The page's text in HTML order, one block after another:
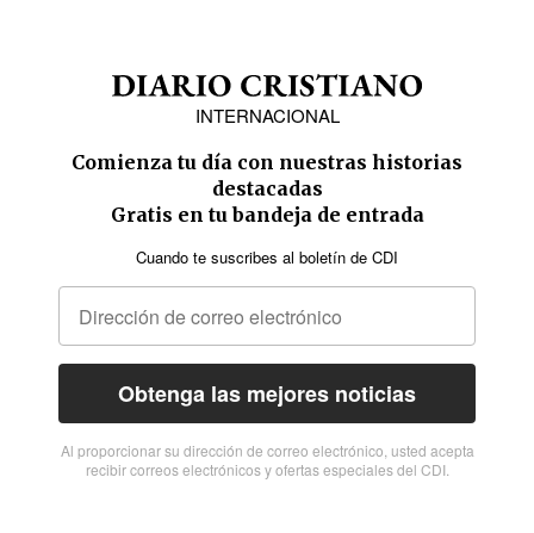
INTERNACIONAL
Comienza tu día con nuestras historias
destacadas
Gratis en tu bandeja de entrada
Cuando te suscribes al boletín de CDI
Obtenga las mejores noticias
Al proporcionar su dirección de correo electrónico, usted acepta
recibir correos electrónicos y ofertas especiales del CDI.